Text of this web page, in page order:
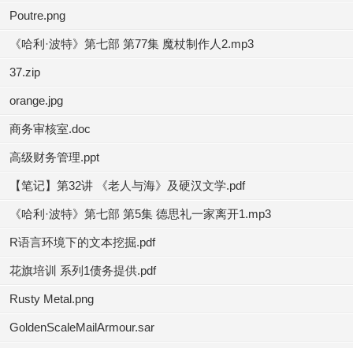
Poutre.png
《哈利·波特》第七部 第77集 魔杖制作人2.mp3
37.zip
orange.jpg
商务审核室.doc
高级财务管理.ppt
【笔记】第32讲 《老人与海》及硬汉文学.pdf
《哈利·波特》第七部 第5集 德思礼一家离开1.mp3
R语言环境下的文本挖掘.pdf
花旗培训 系列1债务提供.pdf
Rusty Metal.png
GoldenScaleMailArmour.sar